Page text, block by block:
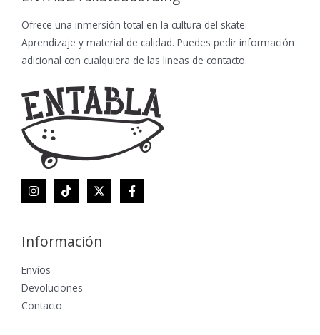
Ofrece una inmersión total en la cultura del skate.
Aprendizaje y material de calidad. Puedes pedir información
adicional con cualquiera de las lineas de contacto.
Información
Envíos
Devoluciones
Contacto